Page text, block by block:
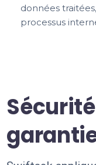
données
processus